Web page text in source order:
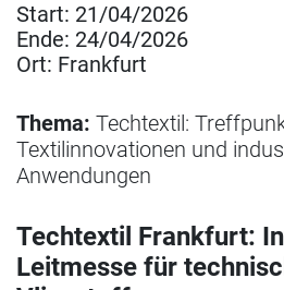
Start: 21/04/2026
Ende: 24/04/2026
Ort: Frankfurt
Thema: Techtextil:
Textilinnovationen und
Anwendungen
Techtextil Frankfurt:
Leitmesse für